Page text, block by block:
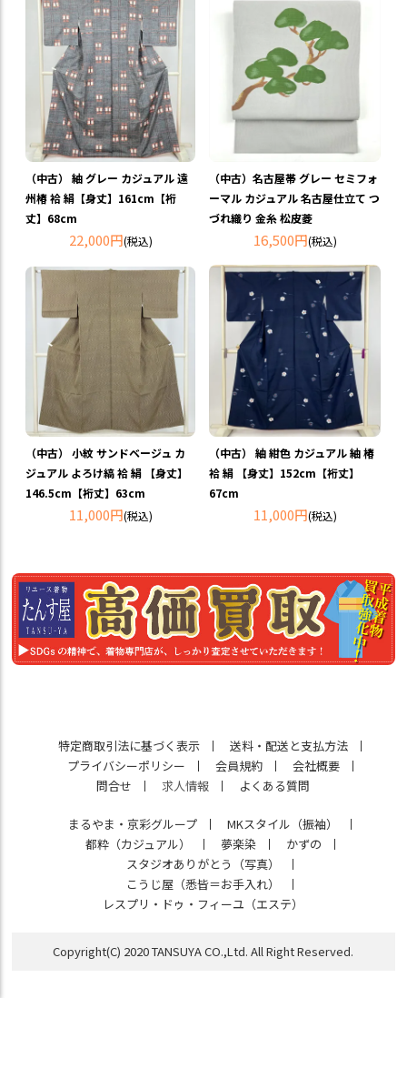
（中古） 紬 グレー カジュアル 遠
州椿 袷 絹【身丈】161cm【裄
丈】68cm
22,000円(税込)
（中古）名古屋帯 グレー セミフォ
ーマル カジュアル 名古屋仕立て つ
づれ織り 金糸 松皮菱
16,500円(税込)
（中古） 小紋 サンドベージュ カ
ジュアル よろけ縞 袷 絹 【身丈】
146.5cm【裄丈】63cm
11,000円(税込)
（中古） 紬 紺色 カジュアル 紬 椿
袷 絹 【身丈】152cm【裄丈】
67cm
11,000円(税込)
特定商取引法に基づく表示
送料・配送と支払方法
プライバシーポリシー
会員規約
会社概要
問合せ
求人情報 よくある質問
まるやま・京彩グループ
MKスタイル（振袖）
都粋（カジュアル）
夢楽染
かずの
スタジオありがとう（写真）
こうじ屋（悉皆＝お手入れ）
レスプリ・ドゥ・フィーユ（エステ）
Copyright(C) 2020 TANSUYA CO.,Ltd. All Right Reserved.